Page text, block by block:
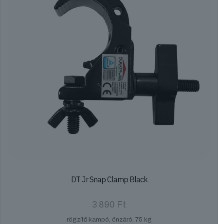
DT Jr Snap Clamp Black
3 890 Ft
rögzítő kampó, önzáró, 75 kg